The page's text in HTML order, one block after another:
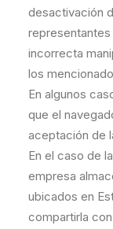
desactivación
incorrecta
los
En algunos
que el
aceptación de
En el caso de
empresa
ubicados en
compartirla